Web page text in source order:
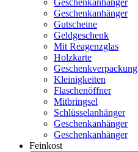
Geschenkanhänger
Geschenkanhänger
Gutscheine
Geldgeschenk
Mit Reagenzglas
Holzkarte
Geschenkverpackung
Kleinigkeiten
Flaschenöffner
Mitbringsel
Schlüsselanhänger
Geschenkanhänger
Geschenkanhänger
Feinkost